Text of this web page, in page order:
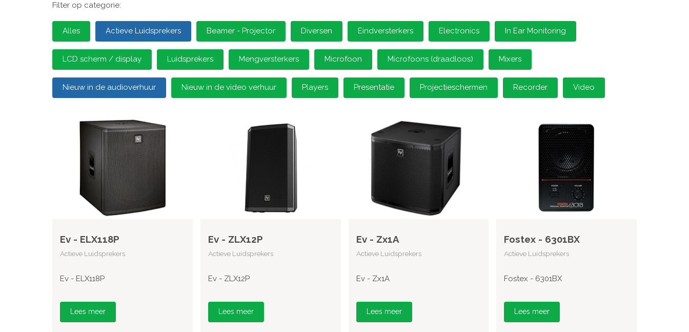
Filter op categorie:
Alles Actieve Luidsprekers Beamer - Projector Diversen Eindversterkers Electronics In Ear Monitoring
LCD scherm / display Luidsprekers Mengversterkers Microfoon Microfoons (draadloos) Mixers
Nieuw in de audioverhuur Nieuw in de video verhuur Players Presentatie Projectieschermen Recorder Video
Ev - ELX118P
Actieve Luidsprekers
Ev - ELX118P
Lees meer
Ev - ZLX12P
Actieve Luidsprekers
Ev - ZLX12P
Lees meer
Ev - Zx1A
Actieve Luidsprekers
Ev - Zx1A
Lees meer
Fostex - 6301BX
Actieve Luidsprekers
Fostex - 6301BX
Lees meer